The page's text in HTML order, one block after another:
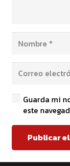
Guarda mi
este
Publicar